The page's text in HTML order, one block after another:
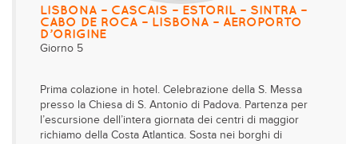
LISBONA – CASCAIS – ESTORIL – SINTRA –
CABO DE ROCA – LISBONA – AEROPORTO
D’ORIGINE
Giorno 5
Prima colazione in hotel. Celebrazione della S. Messa
presso la Chiesa di S. Antonio di Padova. Partenza per
l’escursione dell’intera giornata dei centri di maggior
richiamo della Costa Atlantica. Sosta nei borghi di